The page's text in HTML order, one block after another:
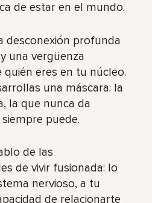
de estar en el mundo.
desconexión profunda
una vergüenza
eres en tu núcleo.
una máscara: la
la que nunca da
puede.
de las
de vivir fusionada: lo
nervioso, a tu
de relacionarte